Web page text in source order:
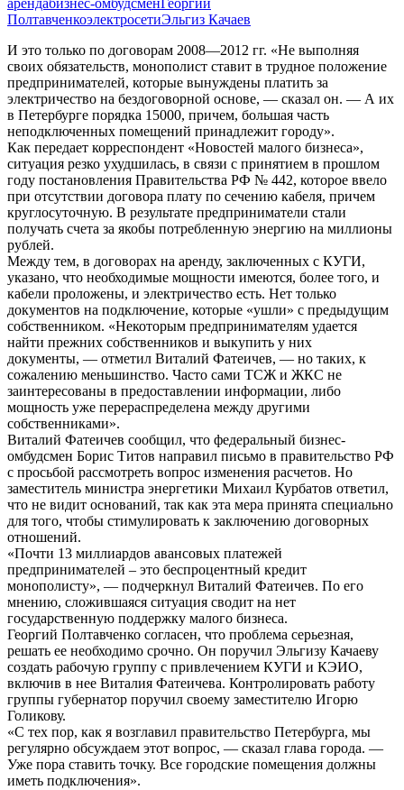
арендабизнес-омбудсменГеоргий
ПолтавченкоэлектросетиЭльгиз Качаев
И это только по договорам 2008—2012 гг. «Не выполняя
своих обязательств, монополист ставит в трудное положение
предпринимателей, которые вынуждены платить за
электричество на бездоговорной основе, — сказал он. — А их
в Петербурге порядка 15000, причем, большая часть
неподключенных помещений принадлежит городу».
Как передает корреспондент «Новостей малого бизнеса»,
ситуация резко ухудшилась, в связи с принятием в прошлом
году постановления Правительства РФ № 442, которое ввело
при отсутствии договора плату по сечению кабеля, причем
круглосуточную. В результате предприниматели стали
получать счета за якобы потребленную энергию на миллионы
рублей.
Между тем, в договорах на аренду, заключенных с КУГИ,
указано, что необходимые мощности имеются, более того, и
кабели проложены, и электричество есть. Нет только
документов на подключение, которые «ушли» с предыдущим
собственником. «Некоторым предпринимателям удается
найти прежних собственников и выкупить у них
документы, — отметил Виталий Фатеичев, — но таких, к
сожалению меньшинство. Часто сами ТСЖ и ЖКС не
заинтересованы в предоставлении информации, либо
мощность уже перераспределена между другими
собственниками».
Виталий Фатеичев сообщил, что федеральный бизнес-
омбудсмен Борис Титов направил письмо в правительство РФ
с просьбой рассмотреть вопрос изменения расчетов. Но
заместитель министра энергетики Михаил Курбатов ответил,
что не видит оснований, так как эта мера принята специально
для того, чтобы стимулировать к заключению договорных
отношений.
«Почти 13 миллиардов авансовых платежей
предпринимателей – это беспроцентный кредит
монополисту», — подчеркнул Виталий Фатеичев. По его
мнению, сложившаяся ситуация сводит на нет
государственную поддержку малого бизнеса.
Георгий Полтавченко согласен, что проблема серьезная,
решать ее необходимо срочно. Он поручил Эльгизу Качаеву
создать рабочую группу с привлечением КУГИ и КЭИО,
включив в нее Виталия Фатеичева. Контролировать работу
группы губернатор поручил своему заместителю Игорю
Голикову.
«С тех пор, как я возглавил правительство Петербурга, мы
регулярно обсуждаем этот вопрос, — сказал глава города. —
Уже пора ставить точку. Все городские помещения должны
иметь подключения».